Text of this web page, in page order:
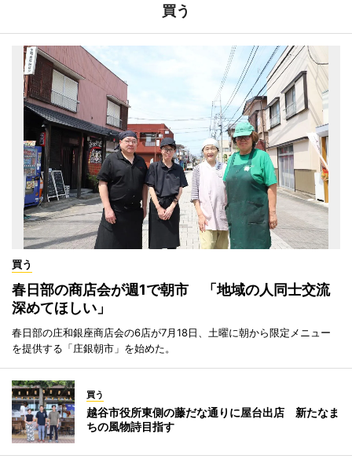
買う
買う
春日部の商店会が週1で朝市 「地域の人同士交流
深めてほしい」
春日部の庄和銀座商店会の6店が7月18日、土曜に朝から限定メニュー
を提供する「庄銀朝市」を始めた。
買う
越谷市役所東側の藤だな通りに屋台出店 新たなま
ちの風物詩目指す